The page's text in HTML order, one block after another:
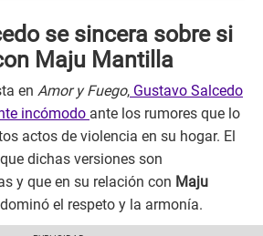
se sincera sobre si
Maju Mantilla
en Amor y Fuego, Gustavo Salcedo
incómodo ante los rumores que lo
actos de violencia en su hogar. El
dichas versiones son
y que en su relación con Maju
el respeto y la armonía.